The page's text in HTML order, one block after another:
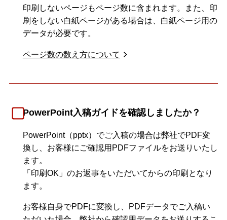
印刷しないページもページ数に含まれます。また、印
刷をしない白紙ページがある場合は、白紙ページ用の
データが必要です。
ページ数の数え方について
PowerPoint入稿ガイドを確認しましたか？
PowerPoint（pptx）でご入稿の場合は弊社でPDF変
換し、お客様にご確認用PDFファイルをお送りいたし
ます。
「印刷OK」のお返事をいただいてからの印刷となり
ます。
お客様自身でPDFに変換し、PDFデータでご入稿い